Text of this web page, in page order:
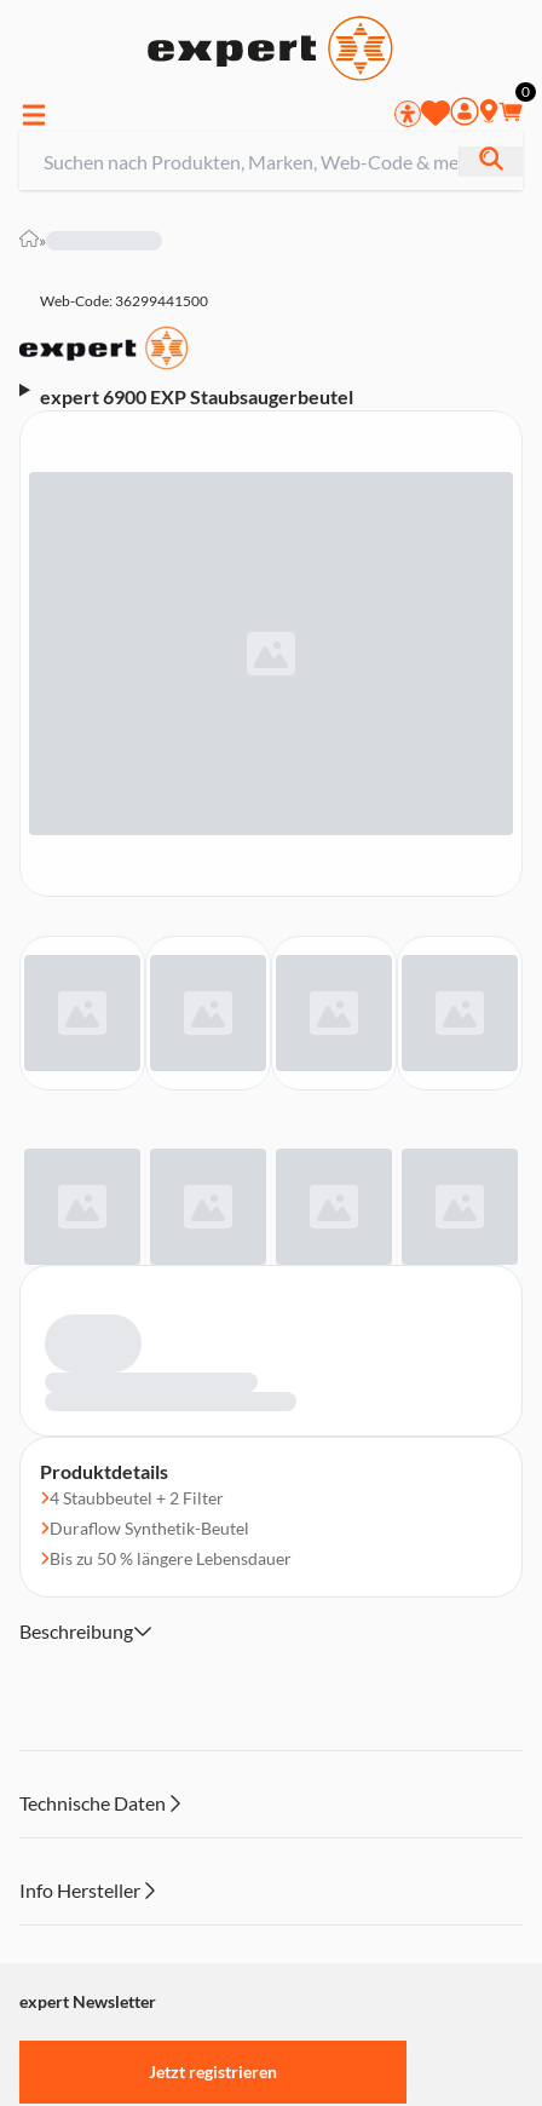
0
»
Web-Code: 36299441500
expert 6900 EXP Staubsaugerbeutel
Produktdetails
4 Staubbeutel + 2 Filter
Duraflow Synthetik-Beutel
Bis zu 50 % längere Lebensdauer
Beschreibung
Technische Daten
Info Hersteller
"Marketing".
Einstellungen anpassen
expert Newsletter
Jetzt registrieren